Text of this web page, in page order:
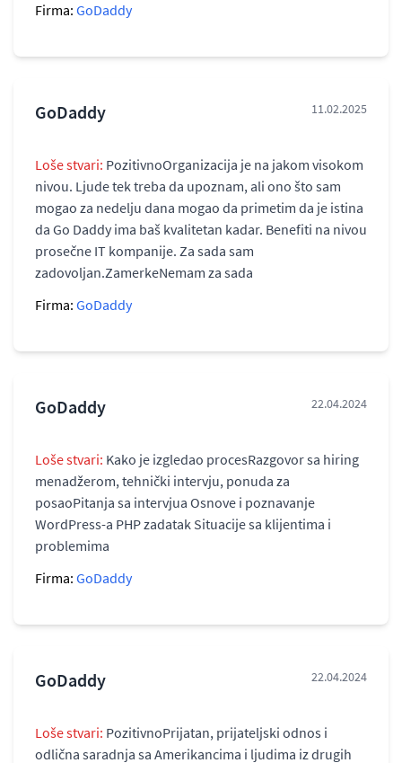
Firma: GoDaddy
GoDaddy 11.02.2025
Loše stvari: PozitivnoOrganizacija je na jakom visokom
nivou. Ljude tek treba da upoznam, ali ono što sam
mogao za nedelju dana mogao da primetim da je istina
da Go Daddy ima baš kvalitetan kadar. Benefiti na nivou
prosečne IT kompanije. Za sada sam
zadovoljan.ZamerkeNemam za sada
Firma: GoDaddy
GoDaddy 22.04.2024
Loše stvari: Kako je izgledao procesRazgovor sa hiring
menadžerom, tehnički intervju, ponuda za
posaoPitanja sa intervjua Osnove i poznavanje
WordPress-a PHP zadatak Situacije sa klijentima i
problemima
Firma: GoDaddy
GoDaddy 22.04.2024
Loše stvari: PozitivnoPrijatan, prijateljski odnos i
odlična saradnja sa Amerikancima i ljudima iz drugih